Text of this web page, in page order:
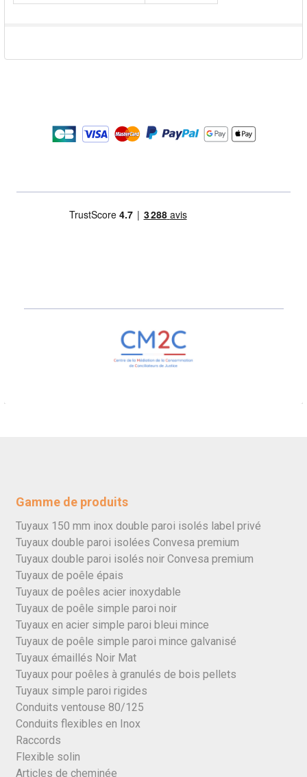
Gamme de produits
Tuyaux 150 mm inox double paroi isolés label privé
Tuyaux double paroi isolées Convesa premium
Tuyaux double paroi isolés noir Convesa premium
Tuyaux de poêle épais
Tuyaux de poêles acier inoxydable
Tuyaux de poêle simple paroi noir
Tuyaux en acier simple paroi bleui mince
Tuyaux de poêle simple paroi mince galvanisé
Tuyaux émaillés Noir Mat
Tuyaux pour poêles à granulés de bois pellets
Tuyaux simple paroi rigides
Conduits ventouse 80/125
Conduits flexibles en Inox
Raccords
Flexible solin
Articles de cheminée